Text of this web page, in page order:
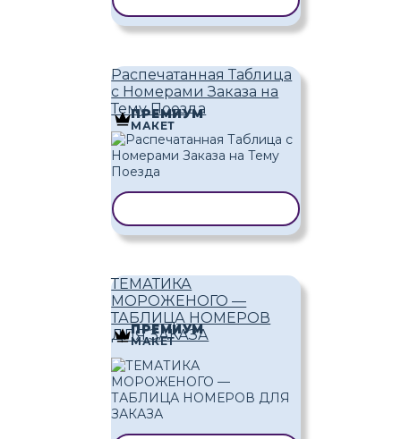
Распечатанная Таблица
с Номерами Заказа на
Тему Поезда
ПРЕМИУМ
МАКЕТ
ТЕМАТИКА
МОРОЖЕНОГО —
ТАБЛИЦА НОМЕРОВ
ДЛЯ ЗАКАЗА
ПРЕМИУМ
МАКЕТ